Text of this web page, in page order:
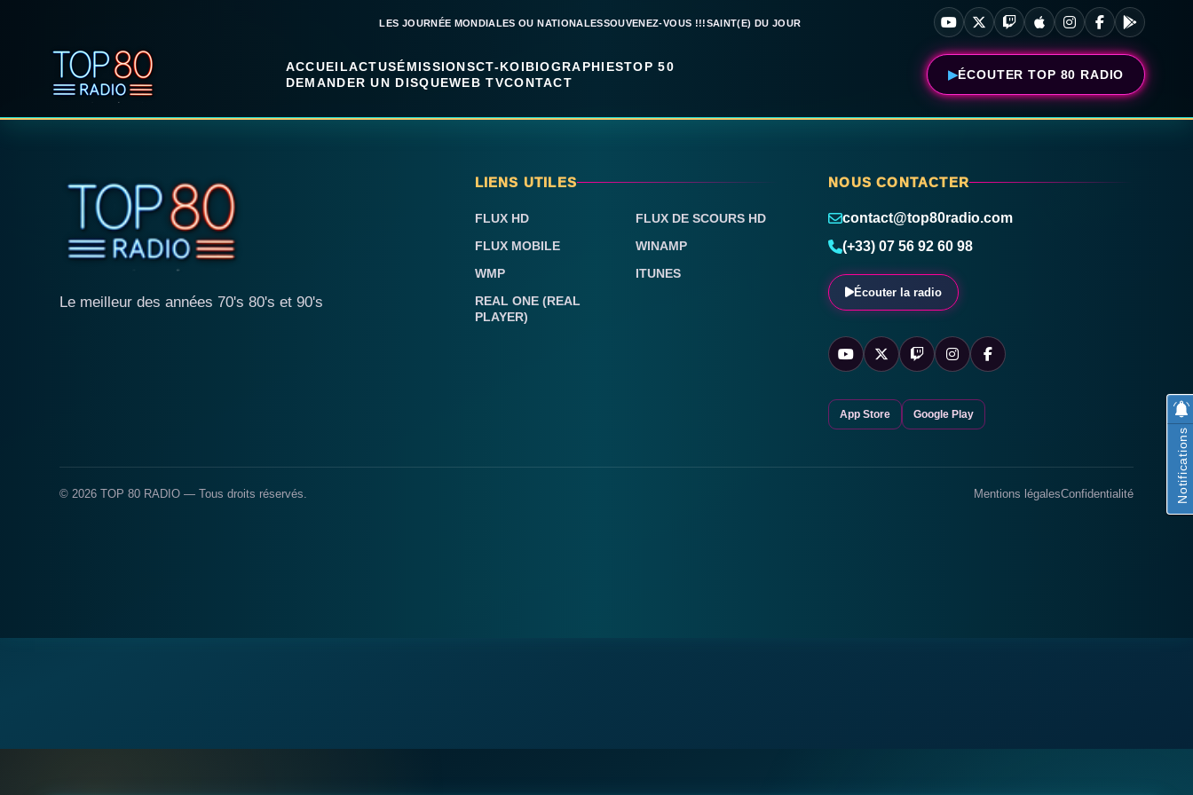
LES JOURNÉE MONDIALES OU NATIONALESSOUVENEZ-VOUS !!!SAINT(E) DU JOUR
ACCUEILACTUSÉMISSIONSCT-KOIBIOGRAPHIESTOP 50
DEMANDER UN DISQUEWEB TVCONTACT
ÉCOUTER TOP 80 RADIO
Le meilleur des années 70's 80's et 90's
LIENS UTILES
FLUX HD
FLUX DE SCOURS HD
FLUX MOBILE
WINAMP
WMP
ITUNES
REAL ONE (REAL
PLAYER)
NOUS CONTACTER
contact@top80radio.com
(+33) 07 56 92 60 98
Écouter la radio
App Store Google Play
© 2026 TOP 80 RADIO — Tous droits réservés. Mentions légalesConfidentialité Notifications